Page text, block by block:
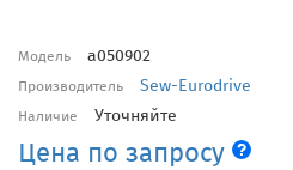
Модель a050902
Производитель Sew-Eurodrive
Наличие Уточняйте
Цена по запросу